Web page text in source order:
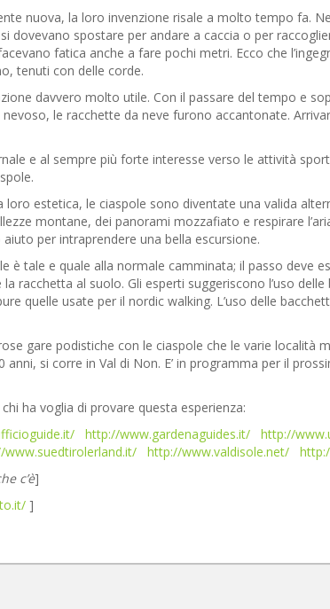
nuova, la loro invenzione risale a molto tempo fa.
dovevano spostare per andare a caccia o per
fatica anche a fare pochi metri. Ecco che
tenuti con delle corde.
davvero molto utile. Con il passare del tempo e
le racchette da neve furono accantonate.
e al sempre più forte interesse verso le attività
estetica, le ciaspole sono diventate una valida
montane, dei panorami mozzafiato e respirare
per intraprendere una bella escursione.
è tale e quale alla normale camminata; il passo deve
racchetta al suolo. Gli esperti suggeriscono l’uso
quelle usate per il nordic walking. L’uso delle
gare podistiche con le ciaspole che le varie località
si corre in Val di Non. E’ in programma per il
ha voglia di provare questa esperienza:
http://www.gardenaguides.it/
http://
www.suedtirolerland.it/ http://www.valdisole.net/
c’è]
]